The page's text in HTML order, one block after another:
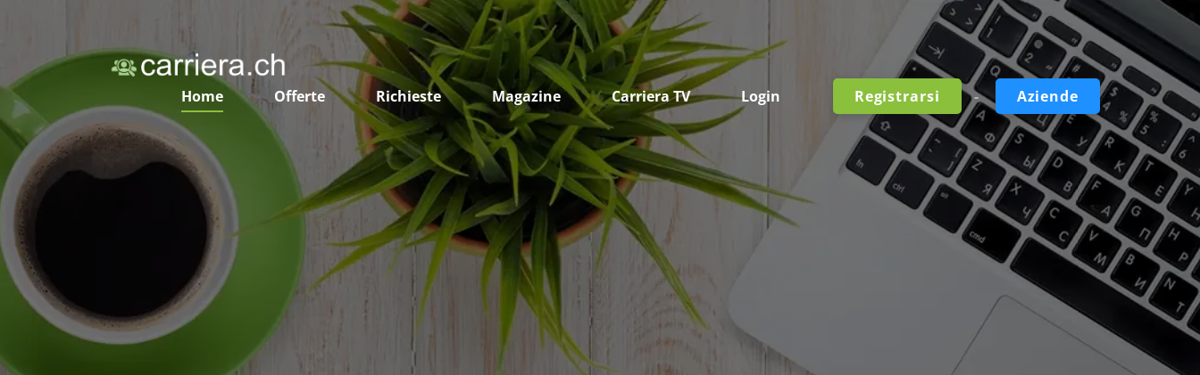
Home Offerte Richieste Magazine Carriera TV Login Registrarsi - Aziende